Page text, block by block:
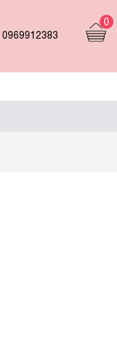
0969912383
0